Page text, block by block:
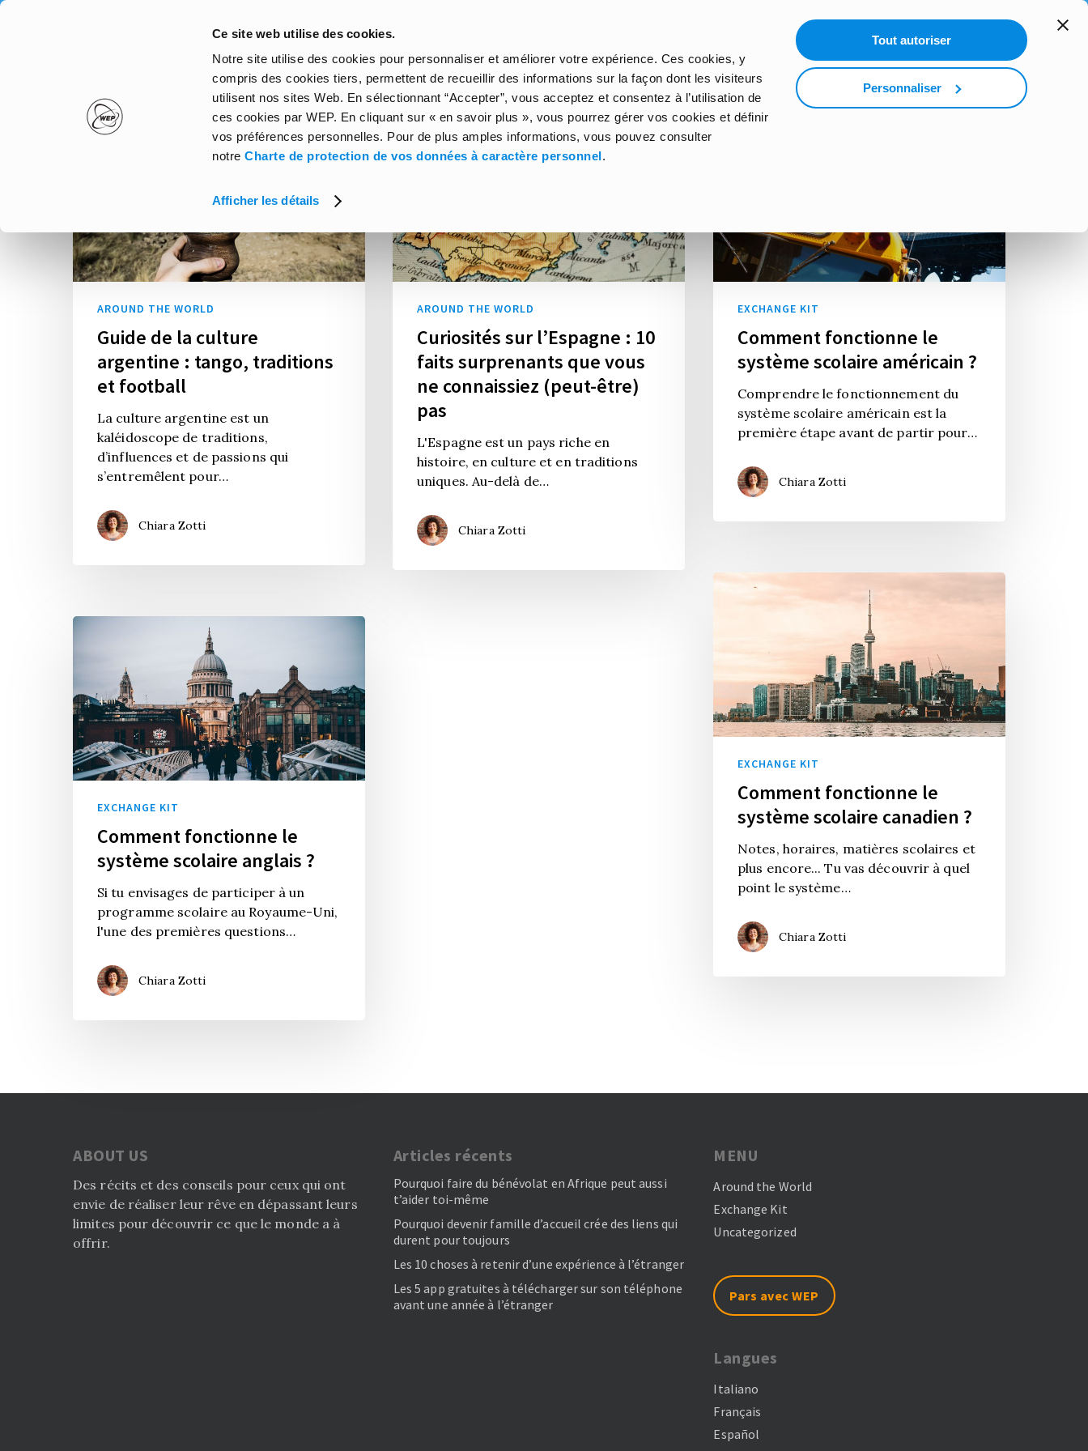
Ce site web utilise des cookies.
Notre site utilise des cookies pour personnaliser et améliorer votre expérience. Ces cookies, y
compris des cookies tiers, permettent de recueillir des informations sur la façon dont les visiteurs
utilisent nos sites Web. En sélectionnant “Accepter”, vous acceptez et consentez à l’utilisation de
ces cookies par WEP. En cliquant sur « en savoir plus », vous pourrez gérer vos cookies et définir
vos préférences personnelles. Pour de plus amples informations, vous pouvez consulter
notreCharte de protection de vos données à caractère personnel.
Afficher les détails
Tout autoriser
Personnaliser
Skip
AROUND THE WORLD PARS AVEC WEP search
AROUND THE WORLD
Guide de la culture
argentine : tango, traditions
et football
La culture argentine est un
kaléidoscope de traditions,
d’influences et de passions qui
s’entremêlent pour…
Chiara Zotti
AROUND THE WORLD
Curiosités sur l’Espagne : 10
faits surprenants que vous
ne connaissiez (peut-être)
pas
L'Espagne est un pays riche en
histoire, en culture et en traditions
uniques. Au-delà de…
Chiara Zotti
EXCHANGE KIT
Comment fonctionne le
système scolaire américain ?
Comprendre le fonctionnement du
système scolaire américain est la
première étape avant de partir pour…
Chiara Zotti
EXCHANGE KIT
Comment fonctionne le
système scolaire canadien ?
Notes, horaires, matières scolaires et
plus encore... Tu vas découvrir à quel
point le système…
Chiara Zotti
EXCHANGE KIT
Comment fonctionne le
système scolaire anglais ?
Si tu envisages de participer à un
programme scolaire au Royaume-Uni,
l'une des premières questions…
Chiara Zotti
ABOUT US
Des récits et des conseils pour ceux qui ont
envie de réaliser leur rêve en dépassant leurs
limites pour découvrir ce que le monde a à
offrir.
Articles récents
Pourquoi faire du bénévolat en Afrique peut aussi
t’aider toi-même
Pourquoi devenir famille d’accueil crée des liens qui
durent pour toujours
Les 10 choses à retenir d’une expérience à l’étranger
Les 5 app gratuites à télécharger sur son téléphone
avant une année à l’étranger
MENU
Around the World
Exchange Kit
Uncategorized
Pars avec WEP
Langues
Italiano
Français
Español